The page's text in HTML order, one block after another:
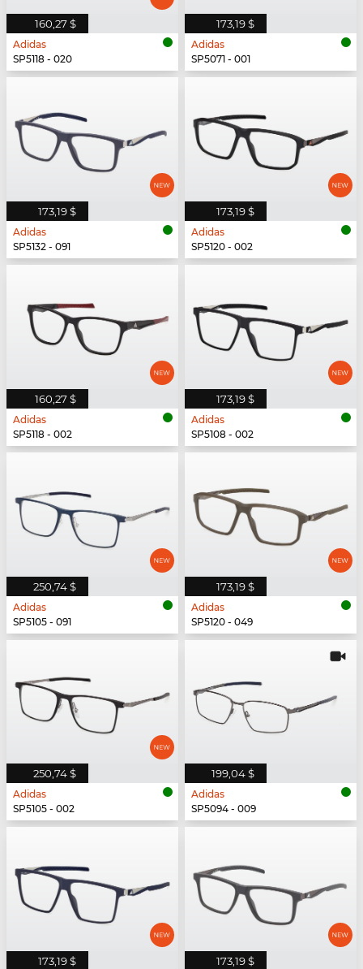
160,27 $
Adidas
SP5118 - 020
173,19 $
Adidas
SP5071 - 001
173,19 $
Adidas
SP5132 - 091
173,19 $
Adidas
SP5120 - 002
160,27 $
Adidas
SP5118 - 002
173,19 $
Adidas
SP5108 - 002
250,74 $
Adidas
SP5105 - 091
173,19 $
Adidas
SP5120 - 049
250,74 $
Adidas
SP5105 - 002
199,04 $
Adidas
SP5094 - 009
173,19 $ 173,19 $